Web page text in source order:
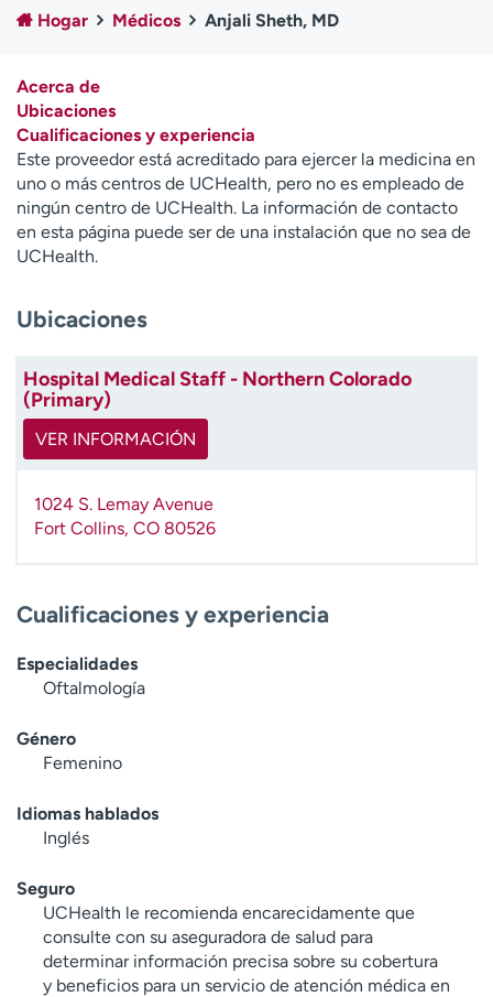
Atención a medios de
comunicación
Contáctenos Noticias e historias
A
y
ú
d
m
e
n
o
Hogar Médicos Anjali Sheth, MD
Acerca de
Ubicaciones
Cualificaciones y experiencia
Este proveedor está acreditado para ejercer la medicina en
uno o más centros de UCHealth, pero no es empleado de
ningún centro de UCHealth. La información de contacto
en esta página puede ser de una instalación que no sea de
UCHealth.
Ubicaciones
Hospital Medical Staff - Northern Colorado
(Primary)
VER INFORMACIÓN
1024 S. Lemay Avenue
Fort Collins, CO 80526
Cualificaciones y experiencia
Especialidades
Oftalmología
Género
Femenino
Idiomas hablados
Inglés
Seguro
UCHealth le recomienda encarecidamente que
consulte con su aseguradora de salud para
determinar información precisa sobre su cobertura
y beneficios para un servicio de atención médica en